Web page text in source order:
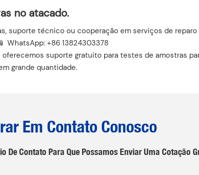
no atacado.
suporte técnico ou cooperação em serviços de reparo
WhatsApp: +86 13824303378
suporte gratuito para testes de amostras
grande quantidade.
Em Contato Conosco
De Contato Para Que Possamos Enviar Uma Cotação